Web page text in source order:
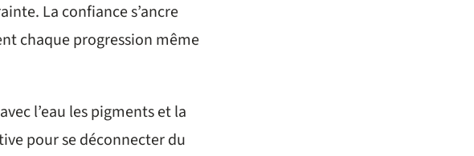
La confiance s’ancre
chaque progression même
l’eau les pigments et la
pour se déconnecter du